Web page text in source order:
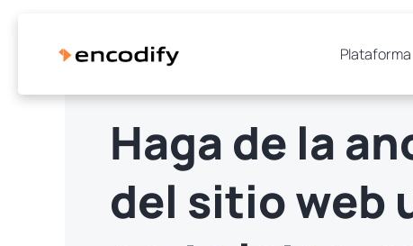
Plataforma
Haga de la
del sitio web